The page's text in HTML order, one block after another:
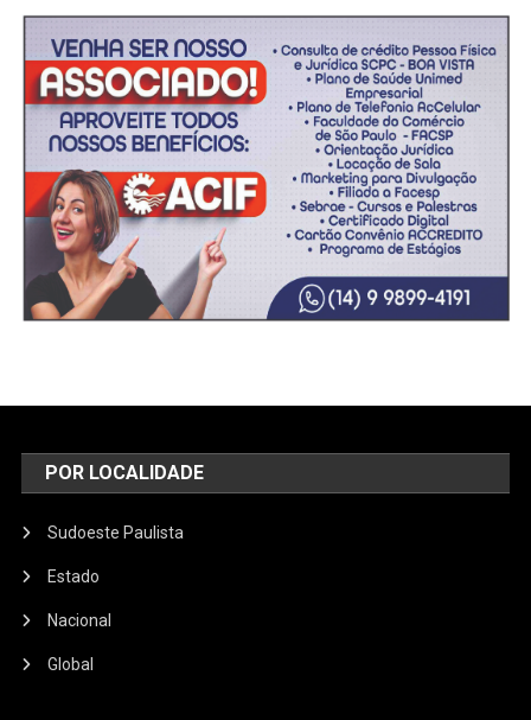
POR LOCALIDADE
Sudoeste Paulista
Estado
Nacional
Global